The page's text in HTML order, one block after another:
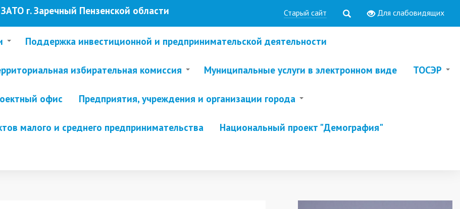
г. Заречный Пензенской области Старый сайт Для слабовидящих
Поддержка инвестиционной и предпринимательской деятельности
избирательная комиссия Муниципальные услуги в электронном виде ТОСЭР
офис Предприятия, учреждения и организации города
малого и среднего предпринимательства Национальный проект "Демография"